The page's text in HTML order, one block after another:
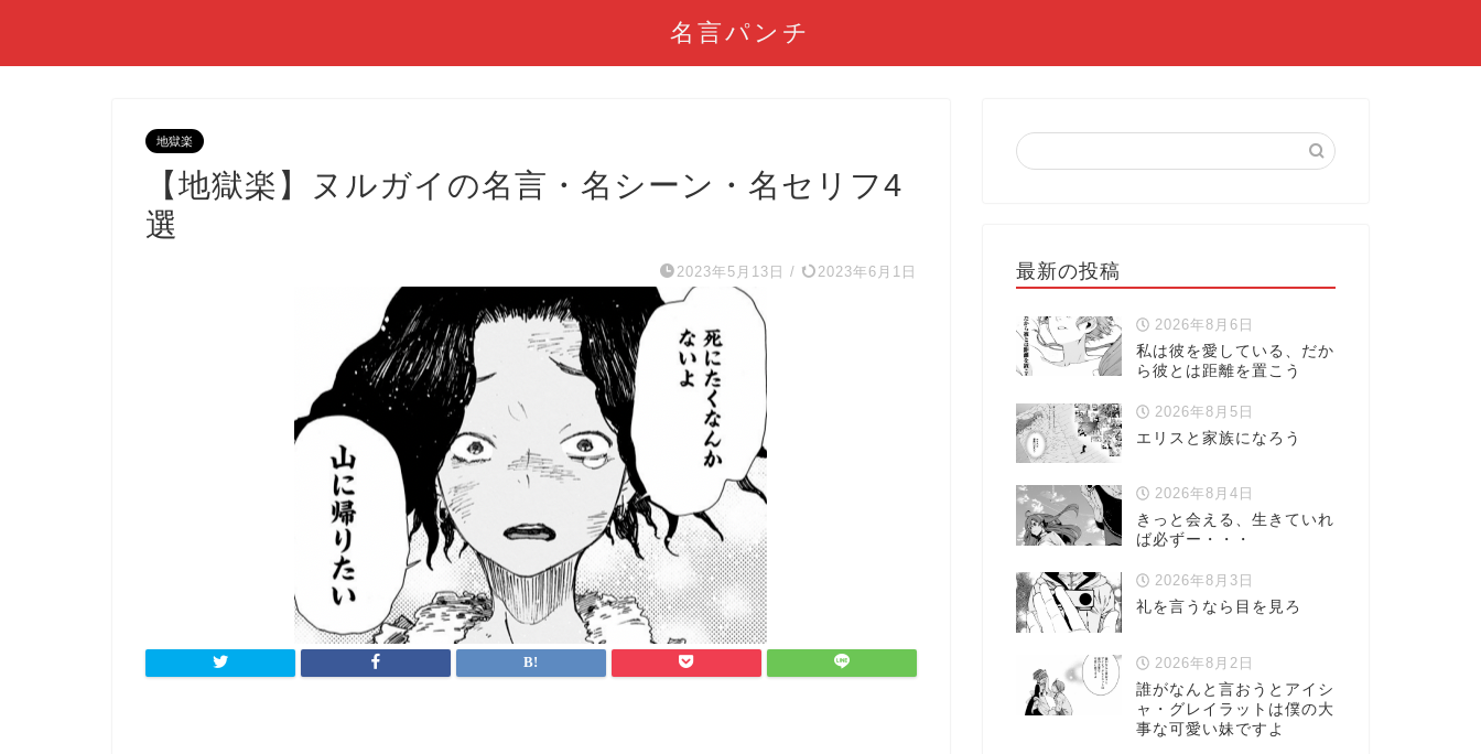
名言パンチ
地獄楽
【地獄楽】ヌルガイの名言・名シーン・名セリフ4
選
2023年5月13日 / 2023年6月1日 最新の投稿
2026年8月6日
私は彼を愛している、だか
ら彼とは距離を置こう
2026年8月5日
エリスと家族になろう
2026年8月4日
きっと会える、生きていれ
ば必ずー・・・
2026年8月3日
礼を言うなら目を見ろ
2026年8月2日
誰がなんと言おうとアイシ
ャ・グレイラットは僕の大
事な可愛い妹ですよ